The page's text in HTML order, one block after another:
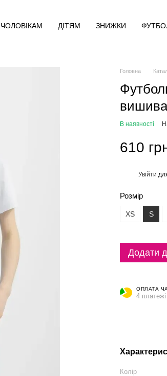
ЧОЛОВІКАМ ДІТЯМ ЗНИЖКИ
Головна
В наявності
610
Увійти
Розмір
XS S
Додати
ОПЛАТА
4
Колір